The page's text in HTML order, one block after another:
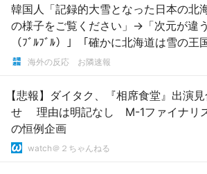
韓国人「記録的大雪となった日本の北
の様子をご覧ください」→「次元が違
（ﾌﾞﾙﾌﾞﾙ）」「確かに北海道は雪の王
ね・・・」「昔はどうやって暮らしてい
海外の反応 お隣速報
【悲報】ダイタク、『相席食堂』出演
せ 理由は明記なし M-1ファイナリ
の恒例企画
watch＠２ちゃんねる